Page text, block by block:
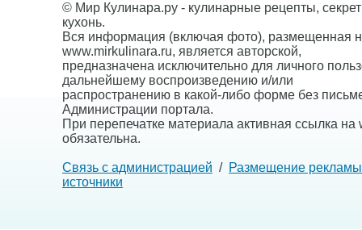
© Мир Кулинара.ру - кулинарные рецепты,
кухонь.
Вся информация (включая фото), размещенная
www.mirkulinara.ru, является авторской,
предназначена исключительно для личного
дальнейшему воспроизведению и/или
распространению в какой-либо форме без
Администрации портала.
При перепечатке материала активная ссылка на
обязательна.
Связь с администрацией / Размещение рекламы
источники